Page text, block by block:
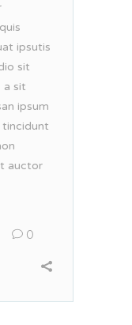
ipsutis
sit
a sit
ipsum
tincidunt
auctor
0